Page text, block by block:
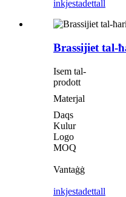
inkjestadettall
Brassijiet tal-
Isem tal-
prodott
Materjal
Daqs
Kulur
Logo
MOQ
Vantaġġ
inkjestadettall